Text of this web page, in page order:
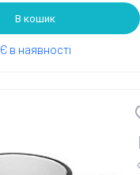
В кошик
Є в наявності